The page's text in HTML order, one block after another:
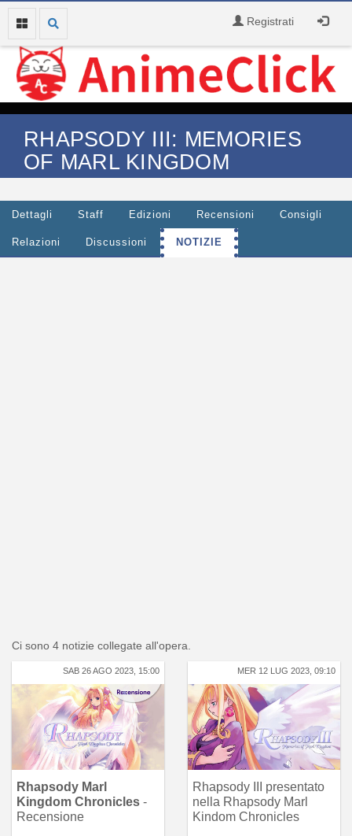
Registrati
RHAPSODY III: MEMORIES
OF MARL KINGDOM
Dettagli Staff Edizioni Recensioni Consigli
Relazioni Discussioni NOTIZIE
Ci sono 4 notizie collegate all'opera.
SAB 26 AGO 2023, 15:00
Rhapsody Marl
Kingdom Chronicles -
Recensione
MER 12 LUG 2023, 09:10
Rhapsody III presentato
nella Rhapsody Marl
Kindom Chronicles